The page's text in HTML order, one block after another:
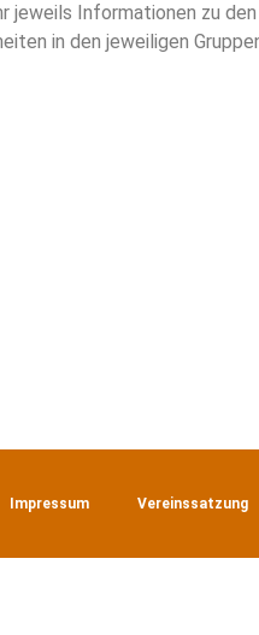
jeweils Informationen zu
in den jeweiligen
Impressum Vereinssatzung